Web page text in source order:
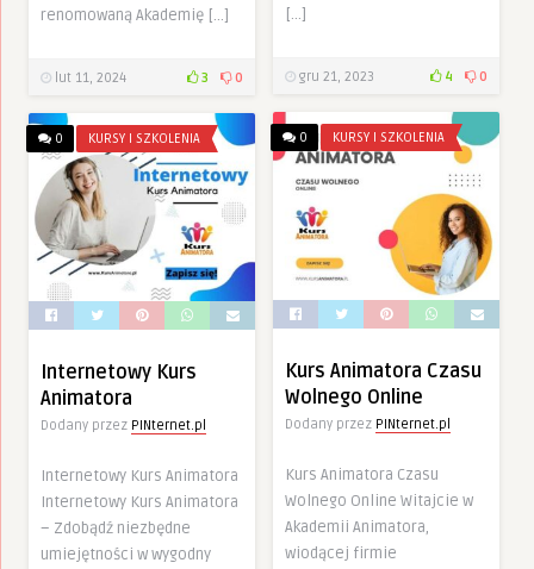
renomowaną Akademię […]
lut 11, 2024 3 0
[…]
gru 21, 2023 4 0
0 KURSY I SZKOLENIA
Kurs Animatora Czasu
Wolnego Online
Dodany przez PINternet.pl
Kurs Animatora Czasu
Wolnego Online Witajcie w
Akademii Animatora,
wiodącej firmie
0 KURSY I SZKOLENIA
Internetowy Kurs
Animatora
Dodany przez PINternet.pl
Internetowy Kurs Animatora
Internetowy Kurs Animatora
– Zdobądź niezbędne
umiejętności w wygodny